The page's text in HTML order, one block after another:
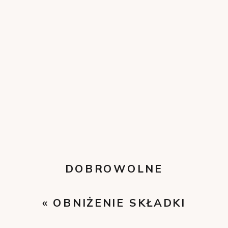
DOBROWOLNE
ZDROWOTNE»
« OBNIŻENIE SKŁADKI